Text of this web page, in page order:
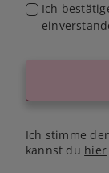
Ich
Ich stimme
kannst du hier